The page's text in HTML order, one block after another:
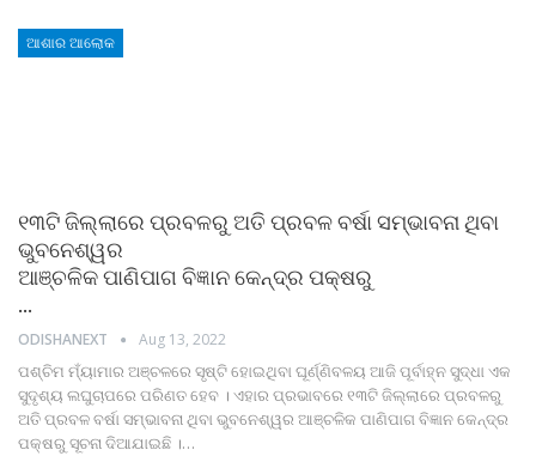
ଆଶାର ଆଲୋକ
୧୩ଟି ଜିଲ୍ଲାରେ ପ୍ରବଳରୁ ଅତି ପ୍ରବଳ ବର୍ଷା ସମ୍ଭାବନା ଥିବା
ଭୁବନେଶ୍ୱର
ଆଞ୍ଚଳିକ ପାଣିପାଗ ବିଜ୍ଞାନ କେନ୍ଦ୍ର ପକ୍ଷରୁ
…
ODISHANEXT Aug 13, 2022
ପଶ୍ଚିମ ମ୍ୟାଁମାର ଅଞ୍ଚଳରେ ସୃଷ୍ଟି ହୋଇଥିବା ଘୂର୍ଣ୍ଣିବଳୟ ଆଜି ପୂର୍ବାହ୍ନ ସୁଦ୍ଧା ଏକ
ସୁଦୃଶ୍ୟ ଲଘୁଚାପରେ ପରିଣତ ହେବ । ଏହାର ପ୍ରଭାବରେ ୧୩ଟି ଜିଲ୍ଲାରେ ପ୍ରବଳରୁ
ଅତି ପ୍ରବଳ ବର୍ଷା ସମ୍ଭାବନା ଥିବା ଭୁବନେଶ୍ୱର ଆଞ୍ଚଳିକ ପାଣିପାଗ ବିଜ୍ଞାନ କେନ୍ଦ୍ର
ପକ୍ଷରୁ ସୂଚନା ଦିଆଯାଇଛି ।…